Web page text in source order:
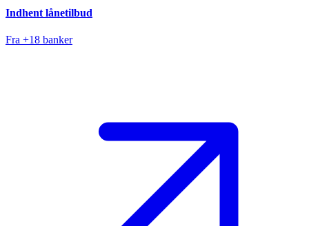
Indhent lånetilbud
Fra +18 banker